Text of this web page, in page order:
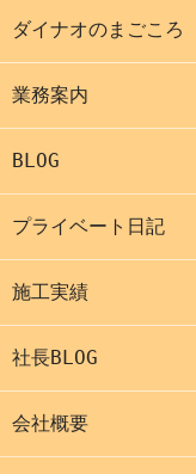
ダイナオのまごころ
業務案内
BLOG
プライベート日記
施工実績
社長BLOG
会社概要